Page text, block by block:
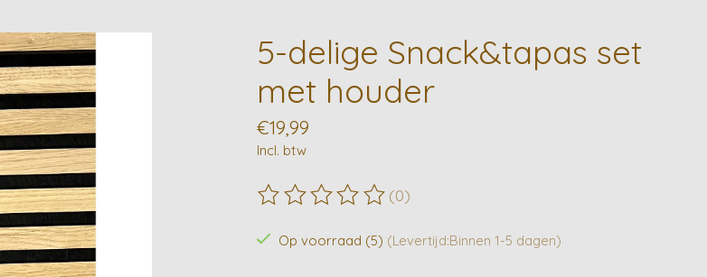
5-delige Snack&tapas set
met houder
€19,99
Incl. btw
De beoordeling van dit product is
(0)
Op voorraad (5) (Levertijd:Binnen 1-5 dagen)